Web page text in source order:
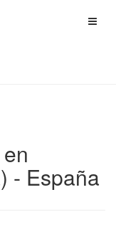
- España